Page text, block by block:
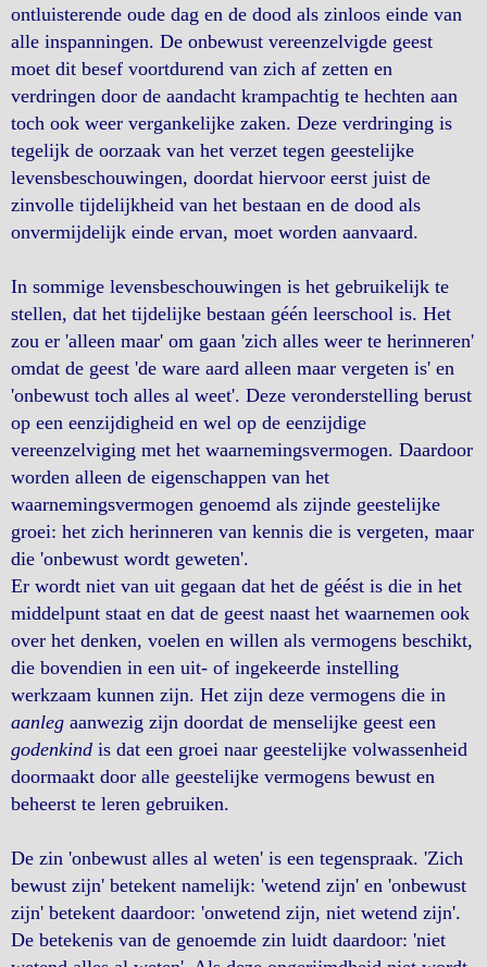
ontluisterende oude dag en de dood als zinloos einde van
alle inspanningen. De onbewust vereenzelvigde geest
moet dit besef voortdurend van zich af zetten en
verdringen door de aandacht krampachtig te hechten aan
toch ook weer vergankelijke zaken. Deze verdringing is
tegelijk de oorzaak van het verzet tegen geestelijke
levensbeschouwingen, doordat hiervoor eerst juist de
zinvolle tijdelijkheid van het bestaan en de dood als
onvermijdelijk einde ervan, moet worden aanvaard.
In sommige levensbeschouwingen is het gebruikelijk te
stellen, dat het tijdelijke bestaan géén leerschool is. Het
zou er 'alleen maar' om gaan 'zich alles weer te herinneren'
omdat de geest 'de ware aard alleen maar vergeten is' en
'onbewust toch alles al weet'. Deze veronderstelling berust
op een eenzijdigheid en wel op de eenzijdige
vereenzelviging met het waarnemingsvermogen. Daardoor
worden alleen de eigenschappen van het
waarnemingsvermogen genoemd als zijnde geestelijke
groei: het zich herinneren van kennis die is vergeten, maar
die 'onbewust wordt geweten'.
Er wordt niet van uit gegaan dat het de géést is die in het
middelpunt staat en dat de geest naast het waarnemen ook
over het denken, voelen en willen als vermogens beschikt,
die bovendien in een uit- of ingekeerde instelling
werkzaam kunnen zijn. Het zijn deze vermogens die in
aanleg aanwezig zijn doordat de menselijke geest een
godenkind is dat een groei naar geestelijke volwassenheid
doormaakt door alle geestelijke vermogens bewust en
beheerst te leren gebruiken.
De zin 'onbewust alles al weten' is een tegenspraak. 'Zich
bewust zijn' betekent namelijk: 'wetend zijn' en 'onbewust
zijn' betekent daardoor: 'onwetend zijn, niet wetend zijn'.
De betekenis van de genoemde zin luidt daardoor: 'niet